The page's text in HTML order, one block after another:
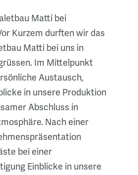
Matti bei
Kurzem durften wir das
Matti bei uns in
Im Mittelpunkt
Austausch,
in unsere Produktion
Abschluss in
Nach einer
bei einer
Einblicke in unsere